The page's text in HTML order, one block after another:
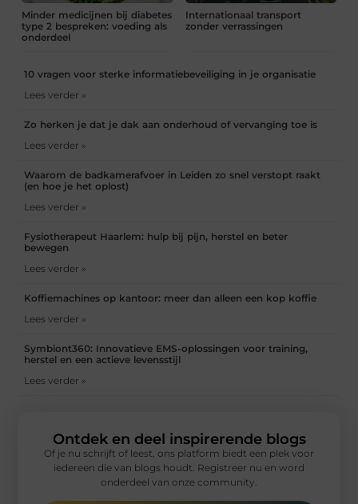
Minder medicijnen bij diabetes
type 2 bespreken: voeding als
onderdeel
Internationaal transport
zonder verrassingen
10 vragen voor sterke informatiebeveiliging in je organisatie
Lees verder »
Zo herken je dat je dak aan onderhoud of vervanging toe is
Lees verder »
Waarom de badkamerafvoer in Leiden zo snel verstopt raakt
(en hoe je het oplost)
Lees verder »
Fysiotherapeut Haarlem: hulp bij pijn, herstel en beter
bewegen
Lees verder »
Koffiemachines op kantoor: meer dan alleen een kop koffie
Lees verder »
Symbiont360: Innovatieve EMS-oplossingen voor training,
herstel en een actieve levensstijl
Lees verder »
Ontdek en deel inspirerende blogs
Of je nu schrijft of leest, ons platform biedt een plek voor
iedereen die van blogs houdt. Registreer nu en word
onderdeel van onze community.